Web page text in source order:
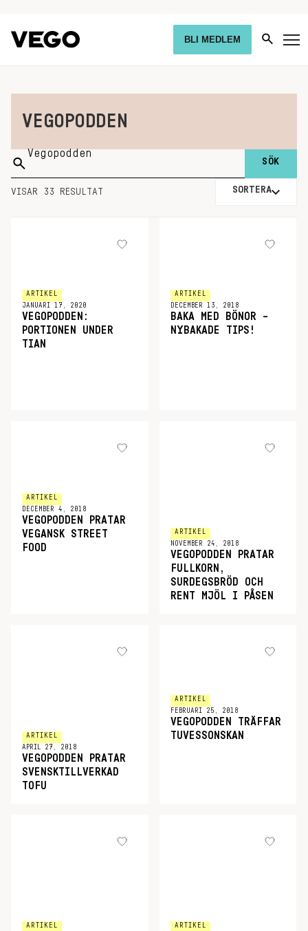
BLI MEDLEM
VEGOPODDEN
Sök
på:
VISAR 33 RESULTAT SORTERA
ARTIKEL
JANUARI 17, 2020
VEGOPODDEN:
PORTIONEN UNDER
TIAN
ARTIKEL
DECEMBER 13, 2018
BAKA MED BÖNOR –
NYBAKADE TIPS!
ARTIKEL
DECEMBER 4, 2018
VEGOPODDEN PRATAR
VEGANSK STREET
FOOD
ARTIKEL
NOVEMBER 24, 2018
VEGOPODDEN PRATAR
FULLKORN,
SURDEGSBRÖD OCH
RENT MJÖL I PÅSEN
ARTIKEL
APRIL 27, 2018
VEGOPODDEN PRATAR
SVENSKTILLVERKAD
TOFU
ARTIKEL
FEBRUARI 25, 2018
VEGOPODDEN TRÄFFAR
TUVESSONSKAN
ARTIKEL
ARTIKEL